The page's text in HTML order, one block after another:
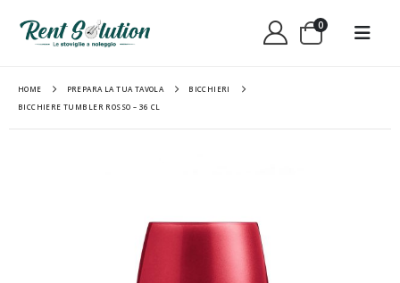
0
HOME PREPARA LA TUA TAVOLA
BICCHIERI
BICCHIERE TUMBLER ROSSO – 36 CL